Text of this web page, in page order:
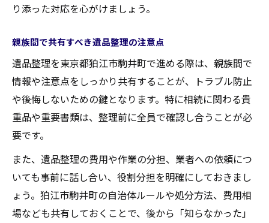
り添った対応を心がけましょう。
親族間で共有すべき遺品整理の注意点
遺品整理を東京都狛江市駒井町で進める際は、親族間で
情報や注意点をしっかり共有することが、トラブル防止
や後悔しないための鍵となります。特に相続に関わる貴
重品や重要書類は、整理前に全員で確認し合うことが必
要です。
また、遺品整理の費用や作業の分担、業者への依頼につ
いても事前に話し合い、役割分担を明確にしておきまし
ょう。狛江市駒井町の自治体ルールや処分方法、費用相
場なども共有しておくことで、後から「知らなかった」